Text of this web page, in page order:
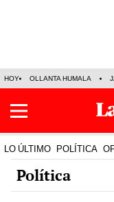
HOY OLLANTA HUMALA
LO ÚLTIMO POLÍTICA
Política